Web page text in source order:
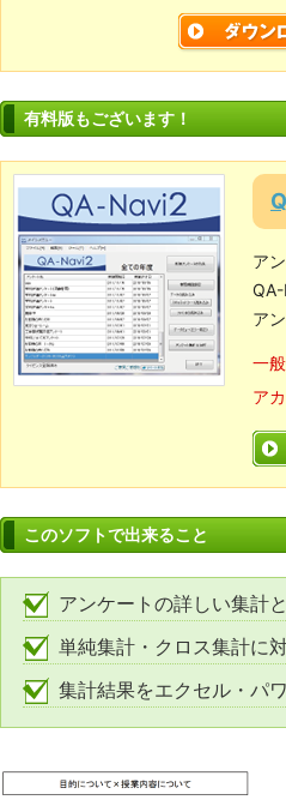
有料版もございます！
ア
ア
一
ア
このソフトで出来ること
アンケートの詳しい集計
単純集計・クロス集計に
集計結果をエクセル・パ